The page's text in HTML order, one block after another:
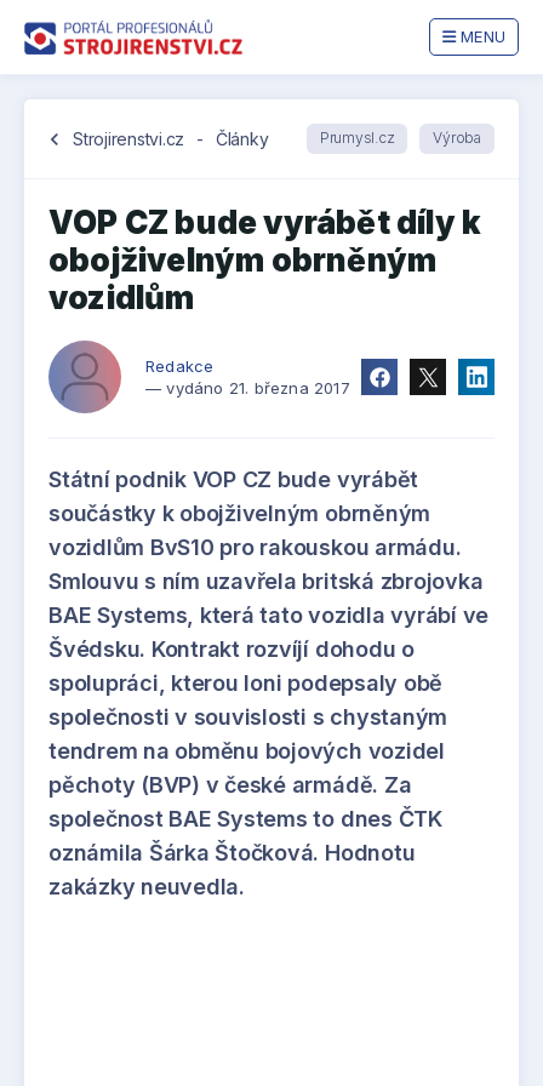
MENU
chevron_left Strojirenstvi.cz - Články Prumysl.cz Výroba
VOP CZ bude vyrábět díly k
obojživelným obrněným
vozidlům
Redakce
— vydáno 21. března 2017
Státní podnik VOP CZ bude vyrábět
součástky k obojživelným obrněným
vozidlům BvS10 pro rakouskou armádu.
Smlouvu s ním uzavřela britská zbrojovka
BAE Systems, která tato vozidla vyrábí ve
Švédsku. Kontrakt rozvíjí dohodu o
spolupráci, kterou loni podepsaly obě
společnosti v souvislosti s chystaným
tendrem na obměnu bojových vozidel
pěchoty (BVP) v české armádě. Za
společnost BAE Systems to dnes ČTK
oznámila Šárka Štočková. Hodnotu
zakázky neuvedla.